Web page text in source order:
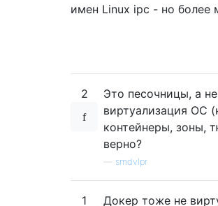
имен Linux ipc - но более
2
Это песочницы, а не
виртуализация ОС
контейнеры, зоны,
верно?
smdvlpr
1
Докер тоже не